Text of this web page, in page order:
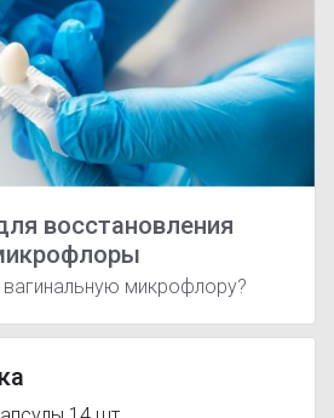
восстановления
микрофлору?